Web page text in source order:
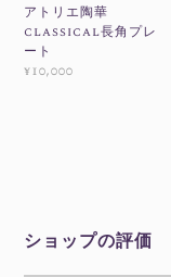
アトリエ陶華
classical長角プレ
ート
¥10,000
ショップの評価